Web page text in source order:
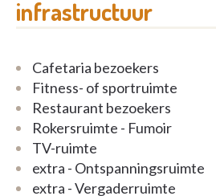
infrastructuur
Cafetaria bezoekers
Fitness- of sportruimte
Restaurant bezoekers
Rokersruimte - Fumoir
TV-ruimte
extra - Ontspanningsruimte
extra - Vergaderruimte